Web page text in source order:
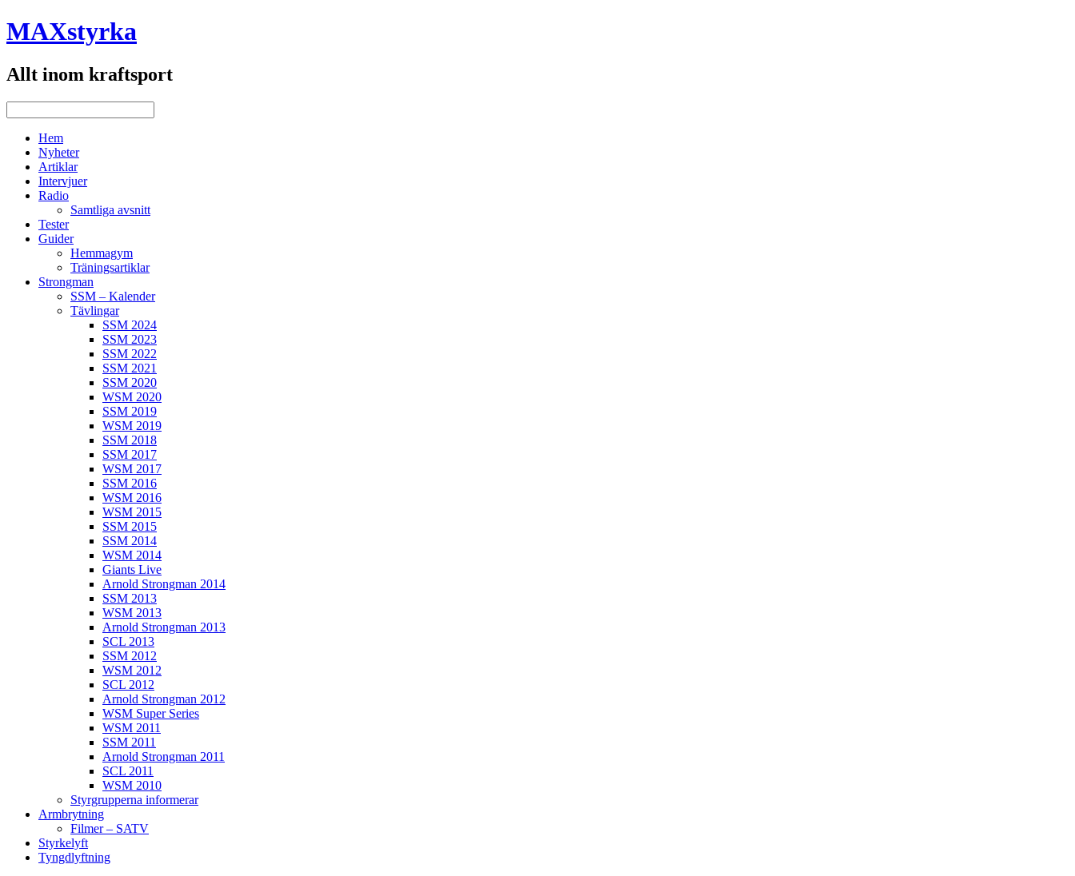
MAXstyrka
Allt inom kraftsport
Hem
Nyheter
Artiklar
Intervjuer
Radio
Samtliga avsnitt
Tester
Guider
Hemmagym
Träningsartiklar
Strongman
SSM – Kalender
Tävlingar
SSM 2024
SSM 2023
SSM 2022
SSM 2021
SSM 2020
WSM 2020
SSM 2019
WSM 2019
SSM 2018
SSM 2017
WSM 2017
SSM 2016
WSM 2016
WSM 2015
SSM 2015
SSM 2014
WSM 2014
Giants Live
Arnold Strongman 2014
SSM 2013
WSM 2013
Arnold Strongman 2013
SCL 2013
SSM 2012
WSM 2012
SCL 2012
Arnold Strongman 2012
WSM Super Series
WSM 2011
SSM 2011
Arnold Strongman 2011
SCL 2011
WSM 2010
Styrgrupperna informerar
Armbrytning
Filmer – SATV
Styrkelyft
Tyngdlyftning